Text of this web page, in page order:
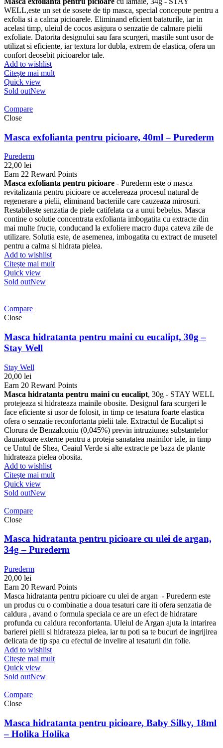
WELL,este un set de sosete de tip masca, special concepute pentru a
exfolia si a calma picioarele. Eliminand eficient bataturile, iar in
acelasi timp, uleiul de cocos asigura o senzatie de calmare pielii
exfoliate. Datorita designului sau fara scurgeri, mastile sunt usor de
utilizat si eficiente, iar textura lor dubla, extrem de elastica, ofera un
confort deosebit picioarelor tale.
Add to wishlist
Citește mai mult
Quick view
Sold outNew
Compare
Close
Masca exfolianta pentru picioare, 40ml – Purederm
Purederm
22,00 lei
Earn 22 Reward Points
Masca exfolianta pentru picioare - Purederm este o masca
revitalizanta pentru picioare ce accelereaza procesul natural de
regenerare a pielii, eliminand bacteriile care cauzeaza mirosuri.
Restabileste senzatia de piele catifelata ca a unui bebelus. Masca
contine o solutie concentrata exfolianta imbogatita cu extracte din
mai multe fructe, conducand la exfoliere macro dupa cateva zile de
utilizare. Solutia este, de asemenea, imbogatita cu extract de musetel
pentru a calma si hidrata pielea.
Add to wishlist
Citește mai mult
Quick view
Sold outNew
Compare
Close
Masca hidratanta pentru maini cu eucalipt, 30g –
Stay Well
Stay Well
20,00 lei
Earn 20 Reward Points
Masca hidratanta pentru maini cu eucalipt, 30g - STAY WELL
protejeaza si hidrateaza mainile obosite. Designul fara scurgeri le
face eficiente si usor de folosit, in timp ce tesatura foarte elastica
ofera o senzatie reconfortanta pielii tale. Extractul de Eucalipt si
Clorura de Benzalconiu (0,045%) previn intruziunea substantelor
daunatoare externe pentru a proteja sanatatea mainilor tale, in timp
ce Untul de Shea, Ceaiul Verde si alte extracte pe baza de plante
hidrateaza pielea obosita.
Add to wishlist
Citește mai mult
Quick view
Sold outNew
Compare
Close
Masca hidratanta pentru picioare cu ulei de argan,
34g – Purederm
Purederm
20,00 lei
Earn 20 Reward Points
Masca hidratanta pentru picioare cu ulei de argan - Purederm este
un produs cu o combinatie a doua tesaturi care iti ofera senzatia de
caldura , avand o formula speciala ce are un efect de hidratare
profunda cu caldura reconfortanta. Uleiul de Argan ajuta la intarirea
barierei pielii si hidrateaza pielea, iar tu poti sa te bucuri de ingrijirea
delicata de tip spa cu efectul de invelire al tesaturii din folie.
Add to wishlist
Citește mai mult
Quick view
Sold outNew
Compare
Close
Masca hidratanta pentru picioare, Baby Silky, 18ml
– Holika Holika